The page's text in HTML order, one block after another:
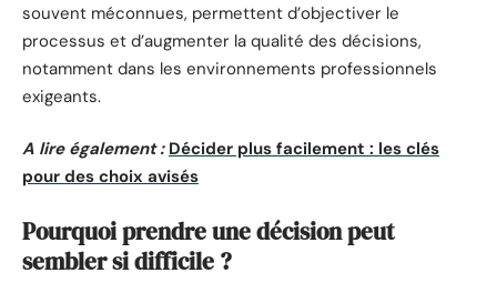
souvent méconnues, permettent d’objectiver le
processus et d’augmenter la qualité des décisions,
notamment dans les environnements professionnels
exigeants.
A lire également : Décider plus facilement : les clés
pour des choix avisés
Pourquoi prendre une décision peut
sembler si difficile ?